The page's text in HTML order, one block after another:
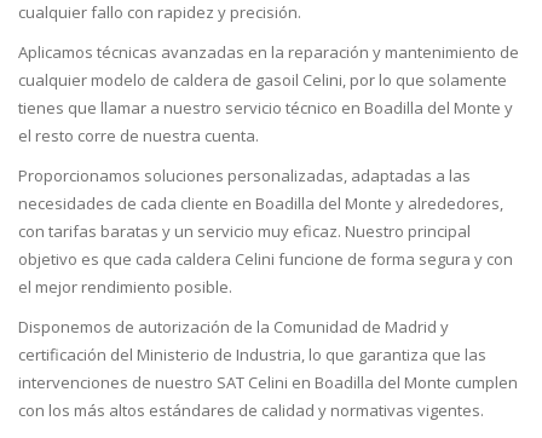
cualquier fallo con rapidez y precisión.
Aplicamos técnicas avanzadas en la reparación y mantenimiento de
cualquier modelo de caldera de gasoil Celini, por lo que solamente
tienes que llamar a nuestro servicio técnico en Boadilla del Monte y
el resto corre de nuestra cuenta.
Proporcionamos soluciones personalizadas, adaptadas a las
necesidades de cada cliente en Boadilla del Monte y alrededores,
con tarifas baratas y un servicio muy eficaz. Nuestro principal
objetivo es que cada caldera Celini funcione de forma segura y con
el mejor rendimiento posible.
Disponemos de autorización de la Comunidad de Madrid y
certificación del Ministerio de Industria, lo que garantiza que las
intervenciones de nuestro SAT Celini en Boadilla del Monte cumplen
con los más altos estándares de calidad y normativas vigentes.